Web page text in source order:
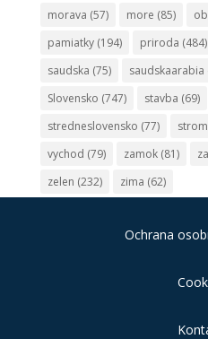
morava (57) more (85)
pamiatky(194) priroda (484)
saudska (75) saudskaarabia
Slovensko (747) stavba (69)
stredneslovensko (77)
vychod (79) zamok(81)
zelen (232) zima (62)
Ochrana